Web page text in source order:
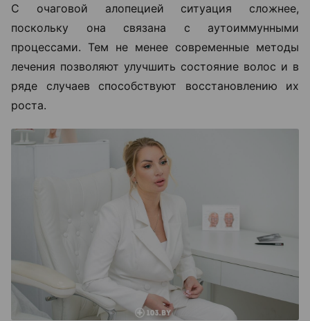
С очаговой алопецией ситуация сложнее,
поскольку она связана с аутоиммунными
процессами. Тем не менее современные методы
лечения позволяют улучшить состояние волос и в
ряде случаев способствуют восстановлению их
роста.